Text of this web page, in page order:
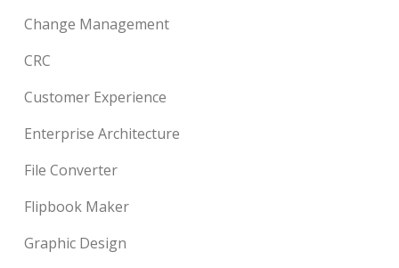
Change Management
CRC
Customer Experience
Enterprise Architecture
File Converter
Flipbook Maker
Graphic Design